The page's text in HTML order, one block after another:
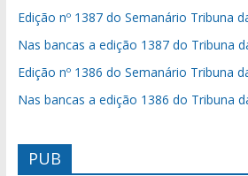
Edição nº 1387 do Semanário Tribuna
Nas bancas a edição 1387 do Tribuna
Edição nº 1386 do Semanário Tribuna
Nas bancas a edição 1386 do Tribuna
PUB